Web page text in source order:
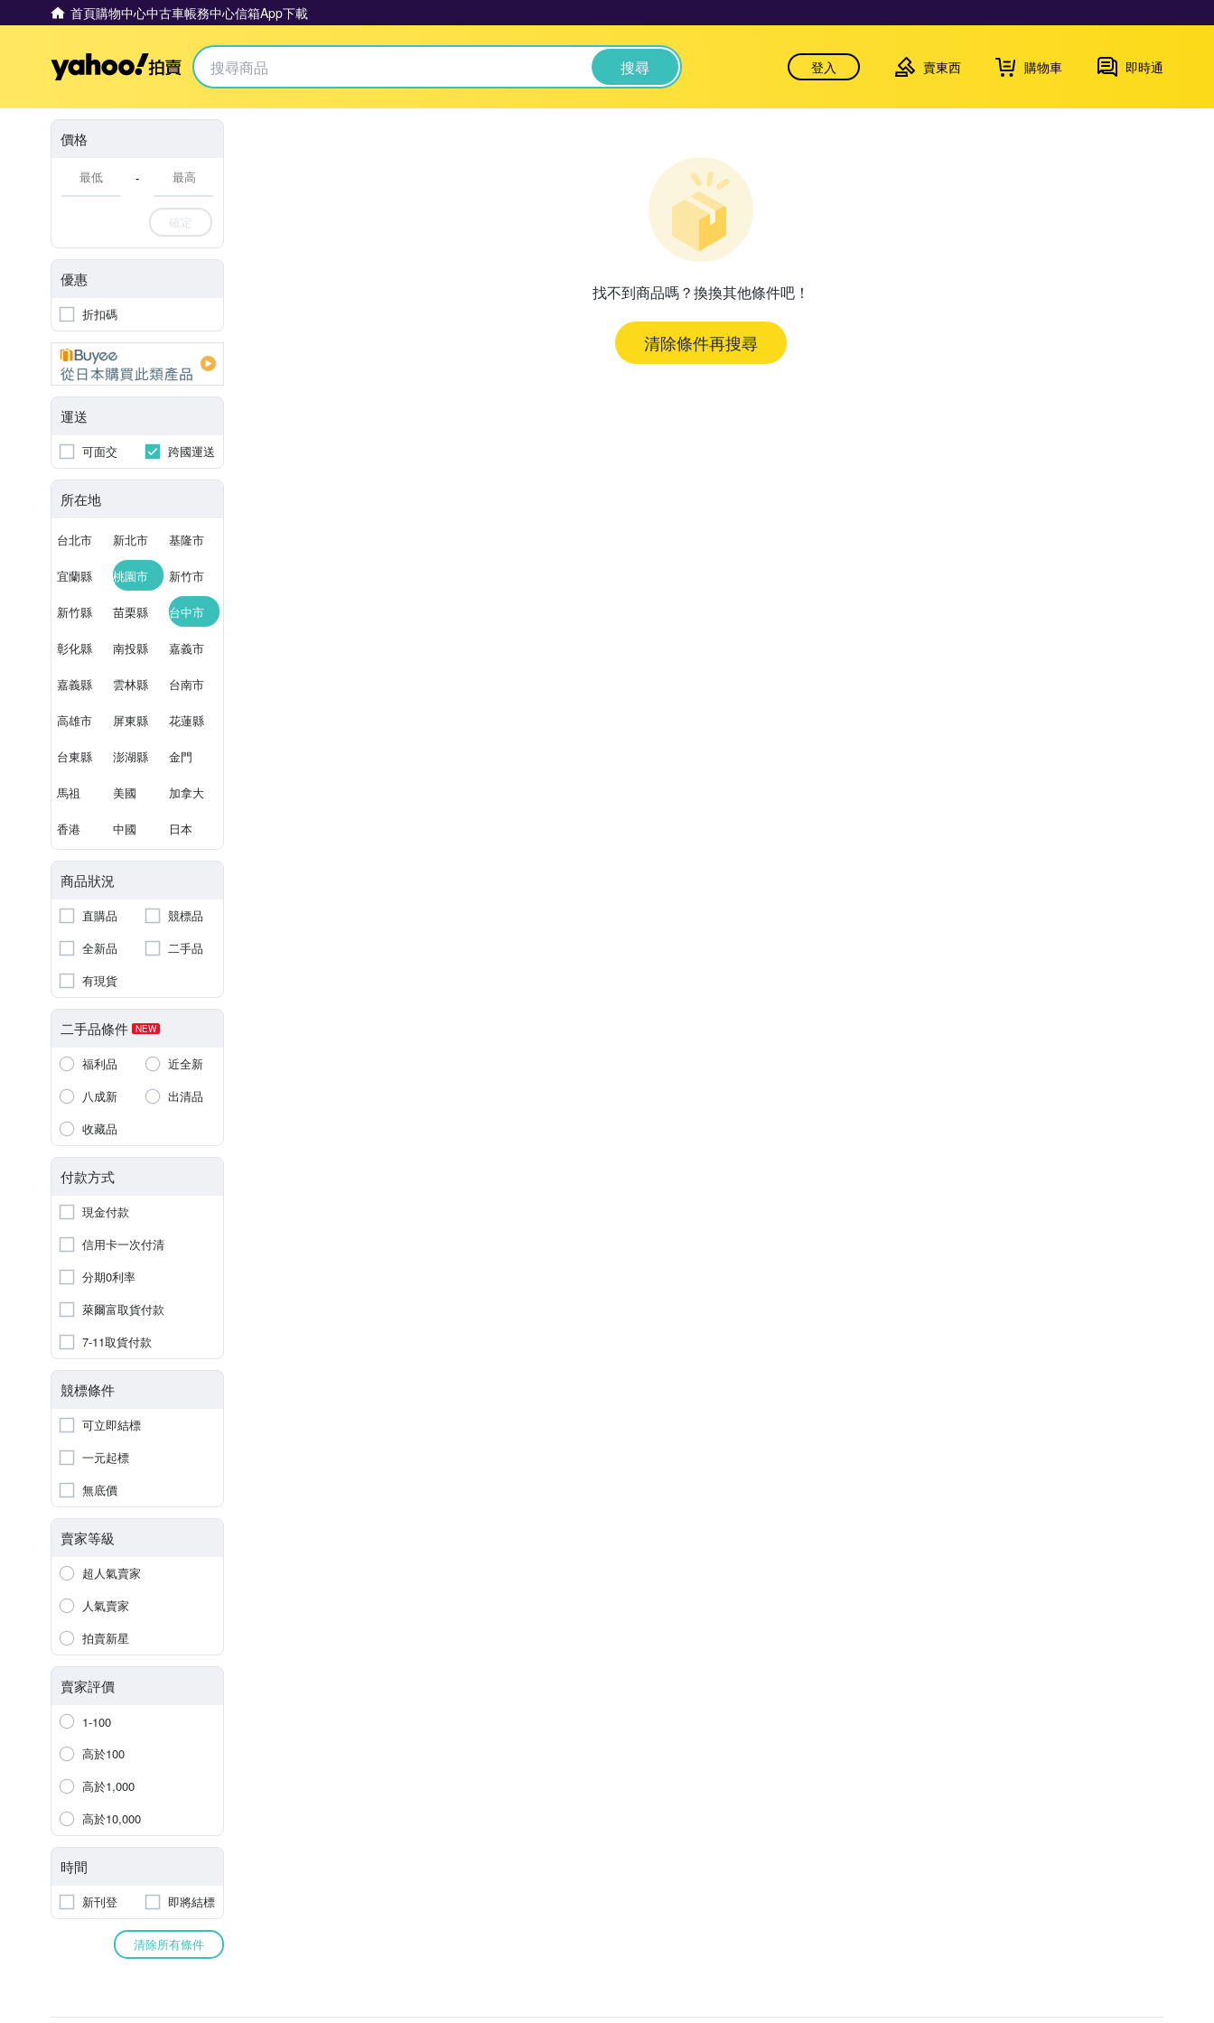
首頁購物中心中古車帳務中心信箱App下載
Yahoo拍賣 搜尋 登入 賣東西 購物車 即時通
價格
-
確定
優惠
折扣碼
運送
可面交 跨國運送
所在地
台北市 新北市 基隆市
宜蘭縣 桃園市 新竹市
新竹縣 苗栗縣 台中市
彰化縣 南投縣 嘉義市
嘉義縣 雲林縣 台南市
高雄市 屏東縣 花蓮縣
台東縣 澎湖縣 金門
馬祖 美國 加拿大
香港 中國 日本
商品狀況
直購品
競標品
全新品
二手品
有現貨
二手品條件 NEW
福利品
近全新
八成新
出清品
收藏品
付款方式
現金付款
信用卡一次付清
分期0利率
萊爾富取貨付款
7-11取貨付款
競標條件
可立即結標
一元起標
無底價
賣家等級
超人氣賣家
人氣賣家
拍賣新星
賣家評價
1-100
高於100
高於1,000
高於10,000
時間
新刊登 即將結標
清除所有條件
找不到商品嗎？換換其他條件吧！
清除條件再搜尋